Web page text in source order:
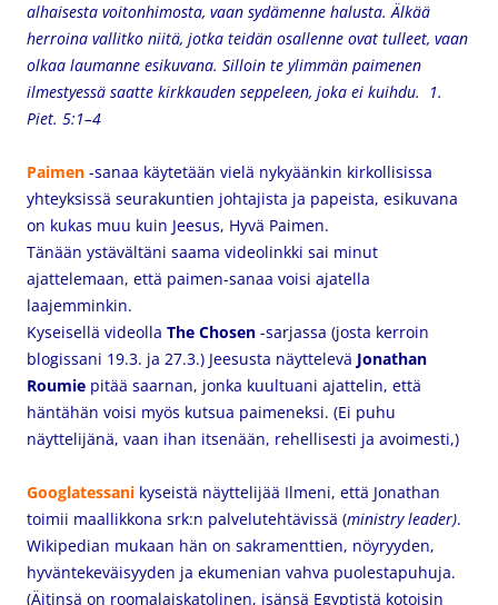
alhaisesta voitonhimosta, vaan sydämenne halusta. Älkää
herroina vallitko niitä, jotka teidän osallenne ovat tulleet, vaan
olkaa laumanne esikuvana. Silloin te ylimmän paimenen
ilmestyessä saatte kirkkauden seppeleen, joka ei kuihdu. 1.
Piet. 5:1–4
Paimen -sanaa käytetään vielä nykyäänkin kirkollisissa
yhteyksissä seurakuntien johtajista ja papeista, esikuvana
on kukas muu kuin Jeesus, Hyvä Paimen.
Tänään ystävältäni saama videolinkki sai minut
ajattelemaan, että paimen-sanaa voisi ajatella
laajemminkin.
Kyseisellä videolla The Chosen -sarjassa (josta kerroin
blogissani 19.3. ja 27.3.) Jeesusta näyttelevä Jonathan
Roumie pitää saarnan, jonka kuultuani ajattelin, että
häntähän voisi myös kutsua paimeneksi. (Ei puhu
näyttelijänä, vaan ihan itsenään, rehellisesti ja avoimesti,)
Googlatessani kyseistä näyttelijää Ilmeni, että Jonathan
toimii maallikkona srk:n palvelutehtävissä (ministry leader).
Wikipedian mukaan hän on sakramenttien, nöyryyden,
hyväntekeväisyyden ja ekumenian vahva puolestapuhuja.
(Äitinsä on roomalaiskatolinen, isänsä Egyptistä kotoisin